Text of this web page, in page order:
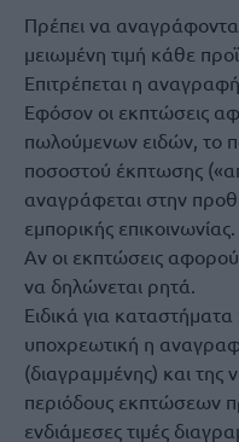
Πρέπει να
μειωμένη τιμή κάθε
Επιτρέπεται η
Εφόσον οι εκπτώσεις
πωλούμενων ειδών, το
ποσοστού έκπτωσης
αναγράφεται στην
εμπορικής επικοινωνίας.
Αν οι εκπτώσεις
να δηλώνεται ρητά.
Ειδικά για καταστήματα
υποχρεωτική η
(διαγραμμένης) και της
περιόδους εκπτώσεων
ενδιάμεσες τιμές